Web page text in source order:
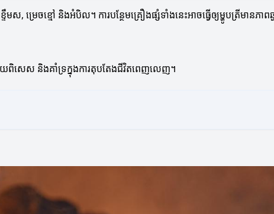
មស, ម្រេចខ្មៅ និងអំបិល។ ការបន្ថែមគ្រឿងផ្សំទាំងនេះអាចធ្វើឲ្យម្ហូបត្រីមានភ
នន័យពិសេស និងគាំទ្រក្នុងការតុបតែងជីវិតពេញលេញ។